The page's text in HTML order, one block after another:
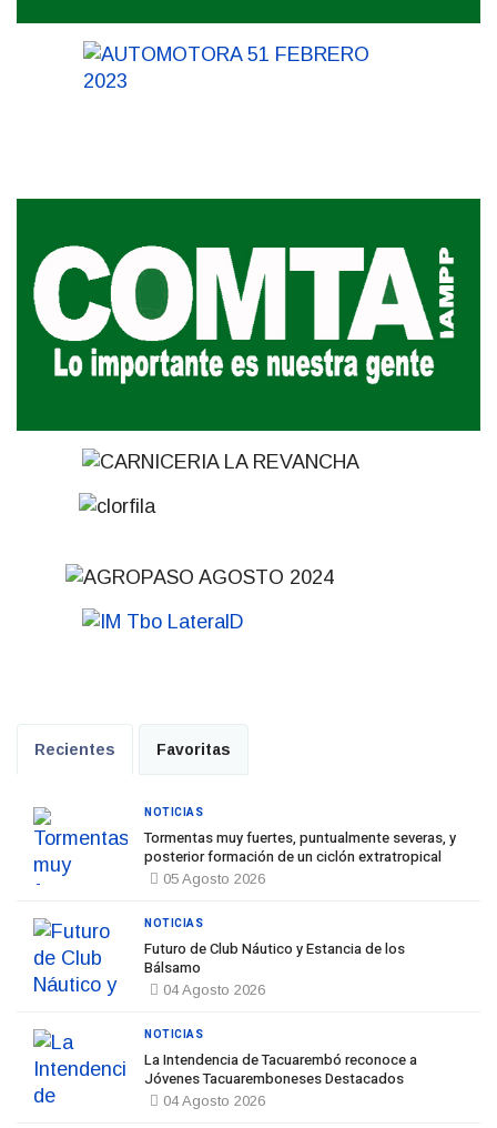
Recientes Favoritas
Tormentas muy fuertes, puntualmente severas, y
posterior formación de un ciclón extratropical
05 Agosto 2026
NOTICIAS
Futuro de Club Náutico y Estancia de los
Bálsamo
04 Agosto 2026
NOTICIAS
La Intendencia de Tacuarembó reconoce a
Jóvenes Tacuaremboneses Destacados
04 Agosto 2026
NOTICIAS